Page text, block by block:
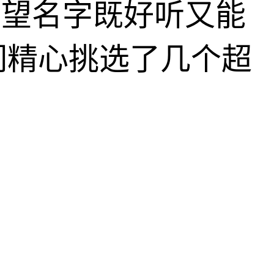
名字既好听又能
心挑选了几个超